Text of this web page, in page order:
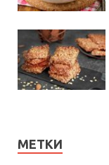
МЕТКИ